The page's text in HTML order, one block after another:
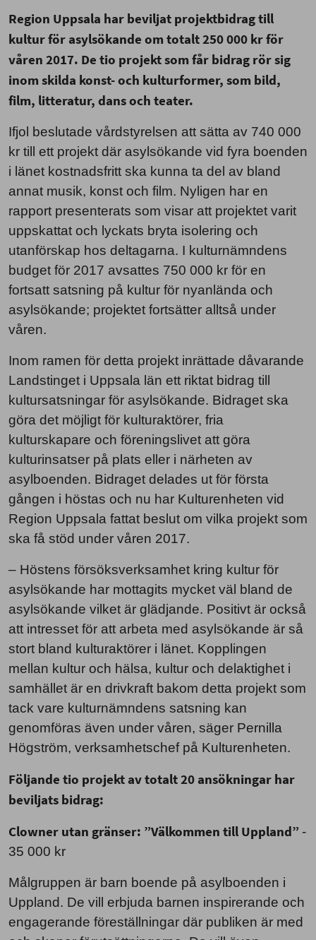
Region Uppsala har beviljat projektbidrag till
kultur för asylsökande om totalt 250 000 kr för
våren 2017. De tio projekt som får bidrag rör sig
inom skilda konst- och kulturformer, som bild,
film, litteratur, dans och teater.
Ifjol beslutade vårdstyrelsen att sätta av 740 000
kr till ett projekt där asylsökande vid fyra boenden
i länet kostnadsfritt ska kunna ta del av bland
annat musik, konst och film. Nyligen har en
rapport presenterats som visar att projektet varit
uppskattat och lyckats bryta isolering och
utanförskap hos deltagarna. I kulturnämndens
budget för 2017 avsattes 750 000 kr för en
fortsatt satsning på kultur för nyanlända och
asylsökande; projektet fortsätter alltså under
våren.
Inom ramen för detta projekt inrättade dåvarande
Landstinget i Uppsala län ett riktat bidrag till
kultursatsningar för asylsökande. Bidraget ska
göra det möjligt för kulturaktörer, fria
kulturskapare och föreningslivet att göra
kulturinsatser på plats eller i närheten av
asylboenden. Bidraget delades ut för första
gången i höstas och nu har Kulturenheten vid
Region Uppsala fattat beslut om vilka projekt som
ska få stöd under våren 2017.
– Höstens försöksverksamhet kring kultur för
asylsökande har mottagits mycket väl bland de
asylsökande vilket är glädjande. Positivt är också
att intresset för att arbeta med asylsökande är så
stort bland kulturaktörer i länet. Kopplingen
mellan kultur och hälsa, kultur och delaktighet i
samhället är en drivkraft bakom detta projekt som
tack vare kulturnämndens satsning kan
genomföras även under våren, säger Pernilla
Högström, verksamhetschef på Kulturenheten.
Följande tio projekt av totalt 20 ansökningar har
beviljats bidrag:
Clowner utan gränser: ”Välkommen till Uppland” -
35 000 kr
Målgruppen är barn boende på asylboenden i
Uppland. De vill erbjuda barnen inspirerande och
engagerande föreställningar där publiken är med